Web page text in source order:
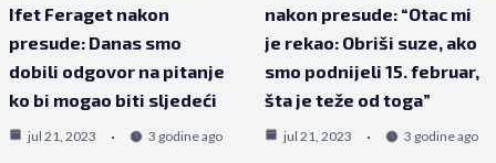
Ifet Feraget nakon
presude: Danas smo
dobili odgovor na pitanje
ko bi mogao biti sljedeći
jul 21, 2023 3 godine ago
nakon presude: “Otac mi
je rekao: Obriši suze, ako
smo podnijeli 15. februar,
šta je teže od toga”
jul 21, 2023 3 godine ago